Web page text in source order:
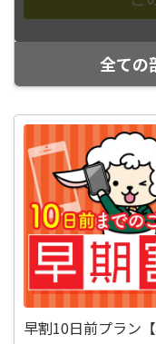
全ての
早割10日前プラン